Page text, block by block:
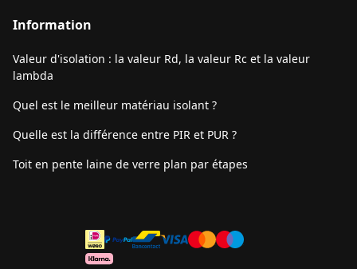
Information
Valeur d'isolation : la valeur Rd, la valeur Rc et la valeur
lambda
Quel est le meilleur matériau isolant ?
Quelle est la différence entre PIR et PUR ?
Toit en pente laine de verre plan par étapes